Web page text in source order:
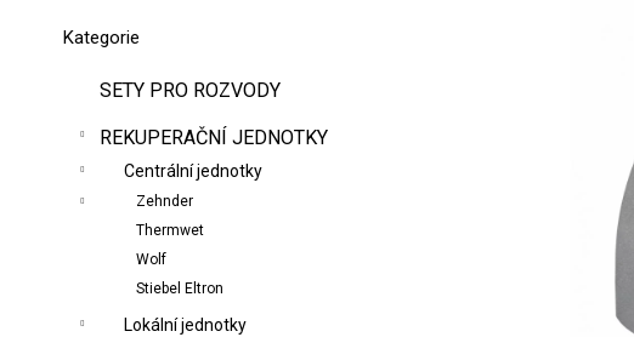
Přeskočit
Kategorie
SETY PRO ROZVODY
REKUPERAČNÍ JEDNOTKY
Centrální jednotky
Zehnder
Thermwet
Wolf
Stiebel Eltron
Lokální jednotky